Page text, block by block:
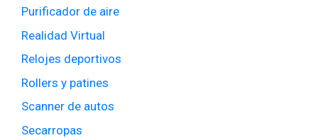
Purificador de aire
Realidad Virtual
Relojes deportivos
Rollers y patines
Scanner de autos
Secarropas